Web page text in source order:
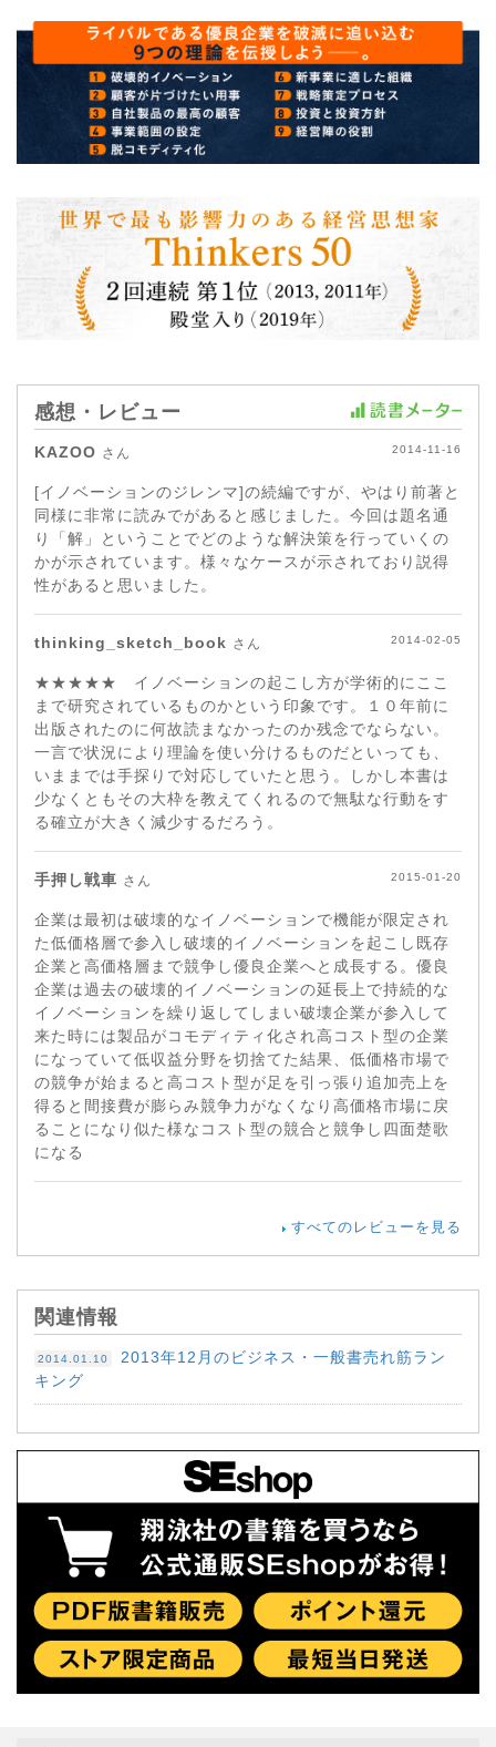
感想・レビュー
KAZOO さん 2014-11-16
[イノベーションのジレンマ]の続編ですが、やはり前著と
同様に非常に読みでがあると感じました。今回は題名通
り「解」ということでどのような解決策を行っていくの
かが示されています。様々なケースが示されており説得
性があると思いました。
thinking_sketch_book さん 2014-02-05
★★★★★ イノベーションの起こし方が学術的にここ
まで研究されているものかという印象です。１０年前に
出版されたのに何故読まなかったのか残念でならない。
一言で状況により理論を使い分けるものだといっても、
いままでは手探りで対応していたと思う。しかし本書は
少なくともその大枠を教えてくれるので無駄な行動をす
る確立が大きく減少するだろう。
手押し戦車 さん 2015-01-20
企業は最初は破壊的なイノベーションで機能が限定され
た低価格層で参入し破壊的イノベーションを起こし既存
企業と高価格層まで競争し優良企業へと成長する。優良
企業は過去の破壊的イノベーションの延長上で持続的な
イノベーションを繰り返してしまい破壊企業が参入して
来た時には製品がコモディティ化され高コスト型の企業
になっていて低収益分野を切捨てた結果、低価格市場で
の競争が始まると高コスト型が足を引っ張り追加売上を
得ると間接費が膨らみ競争力がなくなり高価格市場に戻
ることになり似た様なコスト型の競合と競争し四面楚歌
になる
すべてのレビューを見る
関連情報
2014.01.10
2013年12月のビジネス・一般書売れ筋ラン
キング